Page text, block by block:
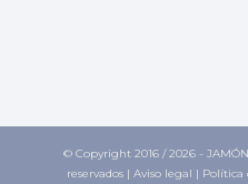
© Copyright 2016 /2026 -
reservados | Aviso legal | Política